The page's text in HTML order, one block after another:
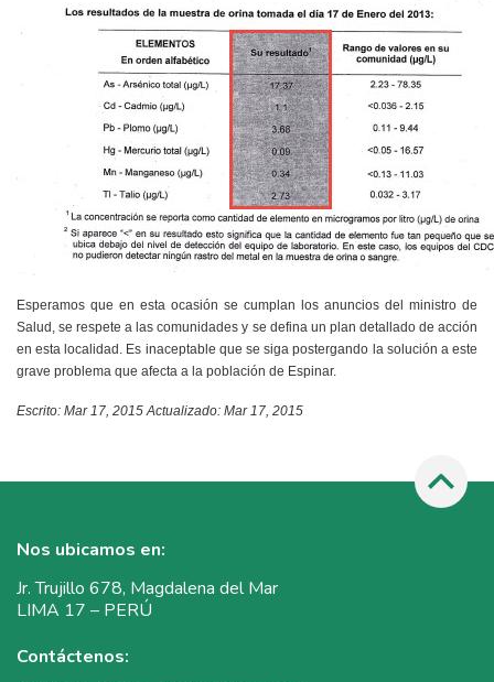
Esperamos que en esta ocasión se cumplan los anuncios del ministro de
Salud, se respete a las comunidades y se defina un plan detallado de acción
en esta localidad. Es inaceptable que se siga postergando la solución a este
grave problema que afecta a la población de Espinar.
Escrito: Mar 17, 2015 Actualizado: Mar 17, 2015
Nos ubicamos en:
Jr. Trujillo 678, Magdalena del Mar
LIMA 17 – PERÚ
Contáctenos: